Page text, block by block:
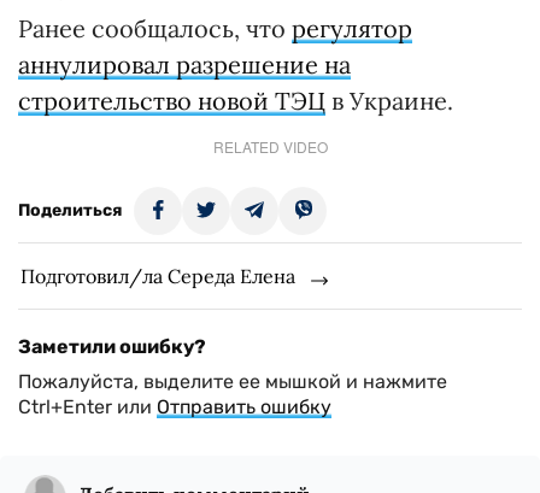
Ранее сообщалось, что регулятор
аннулировал разрешение на
строительство новой ТЭЦ в Украине.
RELATED VIDEO
Поделиться
Подготовил/ла Середа Елена
Заметили ошибку?
Пожалуйста, выделите ее мышкой и нажмите
Ctrl+Enter или Отправить ошибку